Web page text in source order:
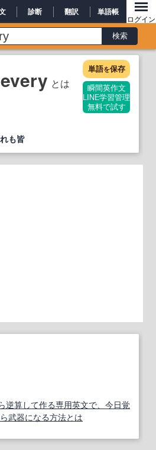
診断 翻訳 単語帳
ログイン
とは
単語を保存
瞬間英作文
LINE学習管理
無料で試す
も皆
逆算して作る専用英文で、今日覚
武器になる方法とは